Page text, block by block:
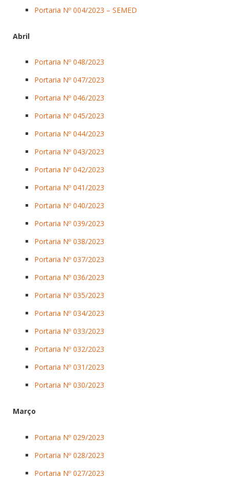
Portaria Nº 004/2023 – SEMED
Abril
Portaria Nº 048/2023
Portaria Nº 047/2023
Portaria Nº 046/2023
Portaria Nº 045/2023
Portaria Nº 044/2023
Portaria Nº 043/2023
Portaria Nº 042/2023
Portaria Nº 041/2023
Portaria Nº 040/2023
Portaria Nº 039/2023
Portaria Nº 038/2023
Portaria Nº 037/2023
Portaria Nº 036/2023
Portaria Nº 035/2023
Portaria Nº 034/2023
Portaria Nº 033/2023
Portaria Nº 032/2023
Portaria Nº 031/2023
Portaria Nº 030/2023
Março
Portaria Nº 029/2023
Portaria Nº 028/2023
Portaria Nº 027/2023